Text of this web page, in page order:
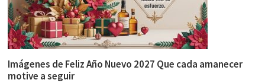
Imágenes de Feliz Año Nuevo 2027 Que cada amanecer
motive a seguir